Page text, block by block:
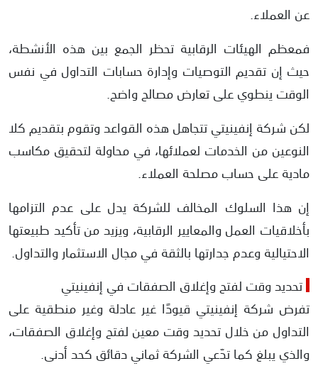
عن العملاء.
فمعظم الهيئات الرقابية تحظر الجمع بين هذه الأنشطة،
حيث إن تقديم التوصيات وإدارة حسابات التداول في نفس
الوقت ينطوي على تعارض مصالح واضح.
لكن شركة إنفينيتي تتجاهل هذه القواعد وتقوم بتقديم كلا
النوعين من الخدمات لعملائها، في محاولة لتحقيق مكاسب
مادية على حساب مصلحة العملاء.
إن هذا السلوك المخالف للشركة يدل على عدم التزامها
بأخلاقيات العمل والمعايير الرقابية، ويزيد من تأكيد طبيعتها
الاحتيالية وعدم جدارتها بالثقة في مجال الاستثمار والتداول.
تحديد وقت لفتح وإغلاق الصفقات في إنفينيتي
تفرض شركة إنفينيتي قيودًا غير عادلة وغير منطقية على
التداول من خلال تحديد وقت معين لفتح وإغلاق الصفقات،
والذي يبلغ كما تدّعي الشركة ثماني دقائق كحد أدنى.